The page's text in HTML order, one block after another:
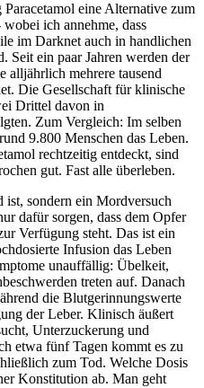
eine Alternative zum
ich annehme, dass
im Darknet auch in handlichen
Seit ein paar Jahren werden der
alljährlich mehrere tausend
Die Gesellschaft für klinische
Drittel davon in
Zum Vergleich: Im selben
9.800 Menschen das Leben.
rechtzeitig entdeckt, sind
gut. Fast alle überleben.
sondern ein Mordversuch
dafür sorgen, dass dem Opfer
Verfügung steht. Das ist ein
Infusion das Leben
unauffällig: Übelkeit,
treten auf. Danach
die Blutgerinnungswerte
der Leber. Klinisch äußert
Unterzuckerung und
etwa fünf Tagen kommt es zu
zum Tod. Welche Dosis
Konstitution ab. Man geht